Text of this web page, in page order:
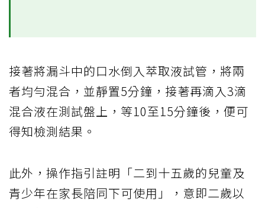
接著將漏斗中的口水倒入萃取液試管，將兩
者均勻混合，並靜置5分鐘，接著再滴入3滴
混合液在測試盤上，等10至15分鐘後，便可
得知檢測結果。
此外，操作指引註明「二到十五歲的兒童及
青少年在家長陪同下可使用」，意即二歲以